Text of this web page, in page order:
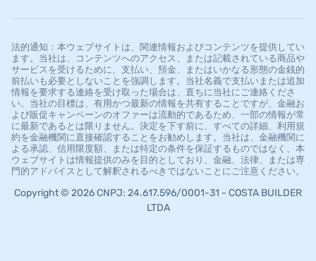
法的通知：本ウェブサイトは、関連情報およびコンテンツを提供してい
ます。当社は、コンテンツへのアクセス、または記載されている商品や
サービスを受けるために、支払い、預金、またはいかなる形態の金銭的
前払いも必要としないことを強調します。当社名義で支払いまたは追加
情報を要求する連絡を受け取った場合は、直ちに当社にご連絡くださ
い。当社の目標は、有用かつ最新の情報を共有することですが、金融お
よび販促キャンペーンのオファーは流動的であるため、一部の情報が常
に最新であるとは限りません。決定を下す前に、すべての詳細、利用規
約を金融機関に直接確認することをお勧めします。当社は、金融機関に
よる承認、信用限度額、または特定の条件を保証するものではなく、本
ウェブサイトは情報提供のみを目的としており、金融、法律、または専
門的アドバイスとして解釈されるべきではないことにご注意ください。
Copyright © 2026 CNPJ: 24.617.596/0001-31 - COSTA BUILDER
LTDA